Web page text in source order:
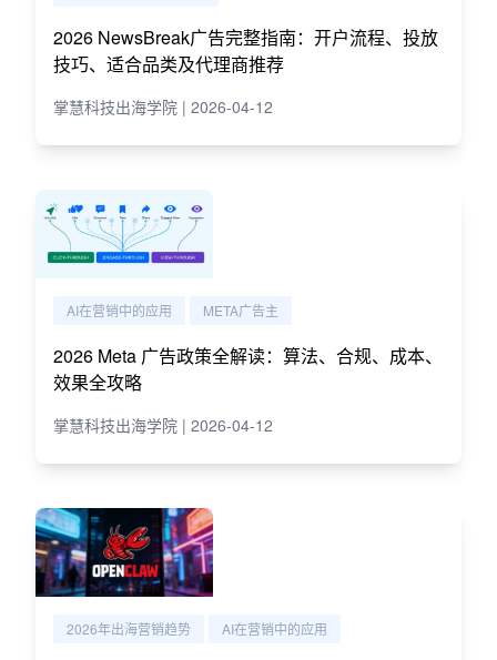
2026 NewsBreak广告完整指南：开户流程、投放
技巧、适合品类及代理商推荐
掌慧科技出海学院 | 2026-04-12
AI在营销中的应用 META广告主
2026 Meta 广告政策全解读：算法、合规、成本、
效果全攻略
掌慧科技出海学院 | 2026-04-12
2026年出海营销趋势 AI在营销中的应用